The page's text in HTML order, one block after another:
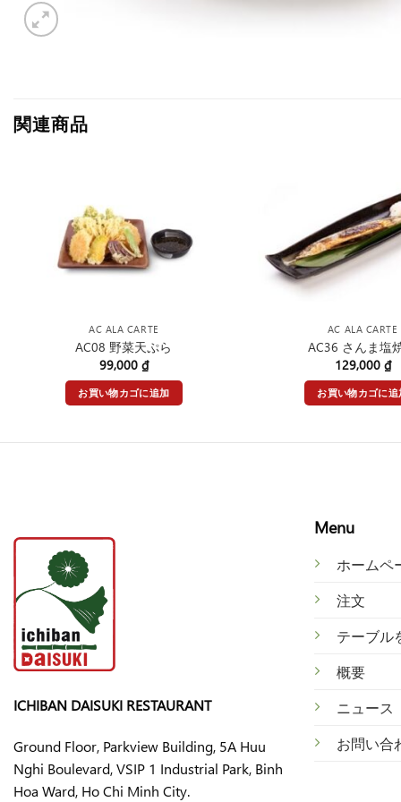
関連商品
AC ALA CARTE
AC08 野菜天ぷら
99,000 ₫
お買い物カゴに追加
AC ALA CARTE
AC36 さんま塩
129,000 ₫
お買い物カゴに追
ICHIBAN DAISUKI RESTAURANT
Ground Floor, Parkview Building, 5A Huu
Nghi Boulevard, VSIP 1 Industrial Park, Binh
Hoa Ward, Ho Chi Minh City.
Menu
ホームペ
注文
テーブル
概要
ニュース
お問い合